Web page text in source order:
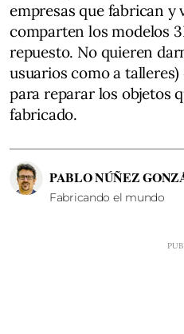
empresas que fabrican
comparten los modelos
repuesto. No quieren
usuarios como a
para reparar los objetos
fabricado.
PABLO NÚÑEZ
Fabricando el mundo